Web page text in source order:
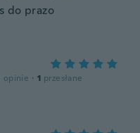
do prazo
opinie · 1 przesłane